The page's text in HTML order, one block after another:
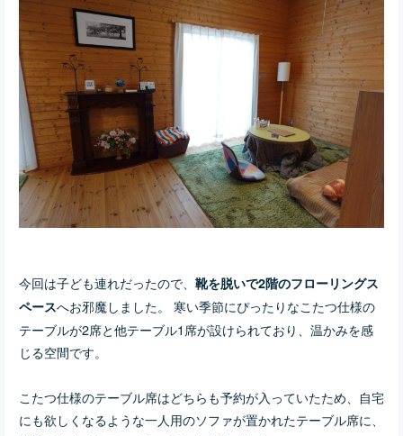
今回は子ども連れだったので、 靴を脱いで2階のフローリングス
ペースへお邪魔しました。 寒い季節にぴったりなこたつ仕様の
テーブルが2席と他テーブル1席が設けられており、温かみを感
じる空間です。
こたつ仕様のテーブル席はどちらも予約が入っていたため、自宅
にも欲しくなるような一人用のソファが置かれたテーブル席に、